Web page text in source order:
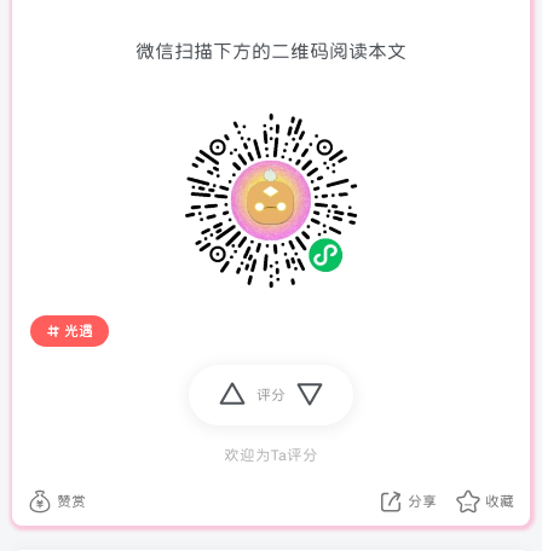
微信扫描下方的二维码阅读本文
光遇
评分
欢迎为Ta评分
赞赏 分享 收藏